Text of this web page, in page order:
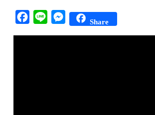
Facebook
Line Messenger
Share